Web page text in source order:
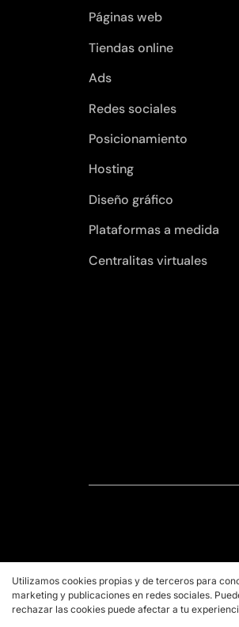
Páginas web
Tiendas online
Ads
Redes sociales
Posicionamiento
Hosting
Diseño gráfico
Plataformas a medida
Centralitas virtuales
Utilizamos cookies propias y de terceros para
marketing y publicaciones en redes sociales.
rechazar las cookies puede afectar a tu